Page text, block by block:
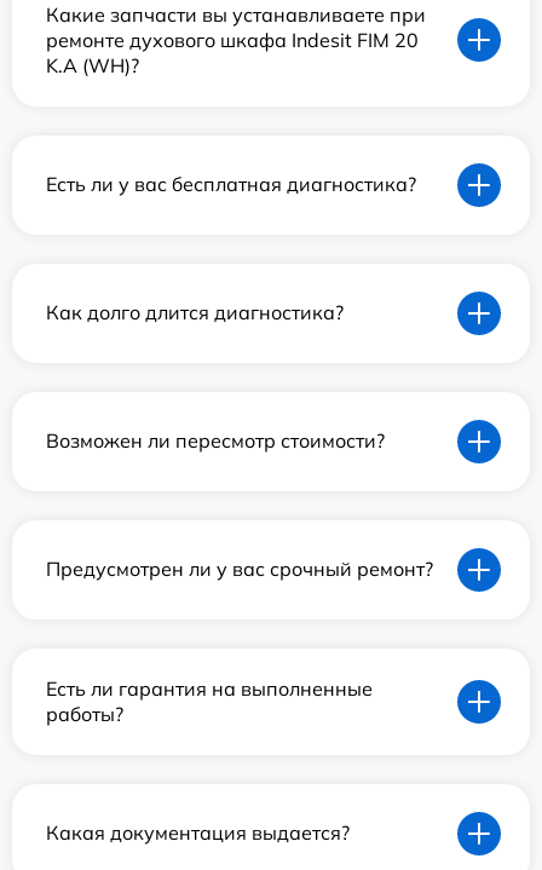
Какие запчасти вы устанавливаете при
ремонте духового шкафа Indesit FIM 20
K.A (WH)?
Есть ли у вас бесплатная диагностика?
Как долго длится диагностика?
Возможен ли пересмотр стоимости?
Предусмотрен ли у вас срочный ремонт?
Есть ли гарантия на выполненные
работы?
Какая документация выдается?